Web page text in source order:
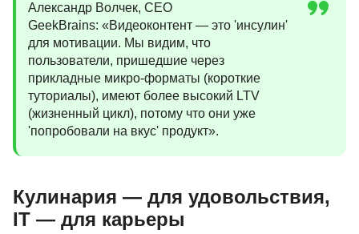
Александр Волчек, CEO
GeekBrains: «Видеоконтент — это 'инсулин'
для мотивации. Мы видим, что
пользователи, пришедшие через
прикладные микро-форматы (короткие
туториалы), имеют более высокий LTV
(жизненный цикл), потому что они уже
'попробовали на вкус' продукт».
Кулинария — для удовольствия,
IT — для карьеры